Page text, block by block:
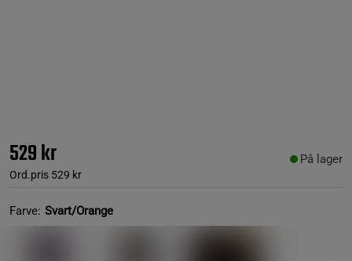
529 kr
Ord.pris 529 kr
På lager
Farve: Svart/Orange